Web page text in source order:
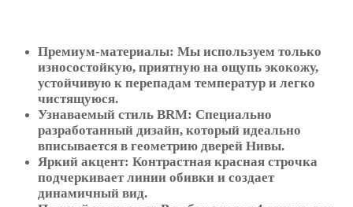
Премиум-материалы: Мы используем только
износостойкую, приятную на ощупь экокожу,
устойчивую к перепадам температур и легко
чистящуюся.
Узнаваемый стиль BRM: Специально
разработанный дизайн, который идеально
вписывается в геометрию дверей Нивы.
Яркий акцент: Контрастная красная строчка
подчеркивает линии обивки и создает
динамичный вид.